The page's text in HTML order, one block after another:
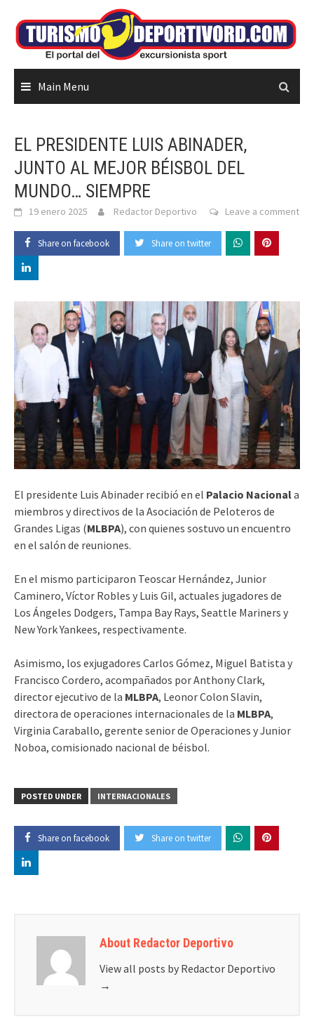
content
Main Menu
EL PRESIDENTE LUIS ABINADER,
JUNTO AL MEJOR BÉISBOL DEL
MUNDO… SIEMPRE
19 enero 2025 Redactor Deportivo Leave a comment
Share on facebook Share on twitter
El presidente Luis Abinader recibió en el Palacio Nacionala
miembros y directivos de la Asociación de Peloteros de
Grandes Ligas (MLBPA), con quienes sostuvo un encuentro
en el salón de reuniones.
En el mismo participaron Teoscar Hernández, Junior
Caminero, Víctor Robles y Luis Gil, actuales jugadores de
Los Ángeles Dodgers, Tampa Bay Rays, Seattle Mariners y
New York Yankees, respectivamente.
Asimismo, los exjugadores Carlos Gómez, Miguel Batista y
Francisco Cordero, acompañados por Anthony Clark,
director ejecutivo de la MLBPA, Leonor Colon Slavin,
directora de operaciones internacionales de la MLBPA,
Virginia Caraballo, gerente senior de Operaciones y Junior
Noboa, comisionado nacional de béisbol.
POSTED UNDER INTERNACIONALES
Share on facebook Share on twitter
About Redactor Deportivo
View all posts by Redactor Deportivo
→